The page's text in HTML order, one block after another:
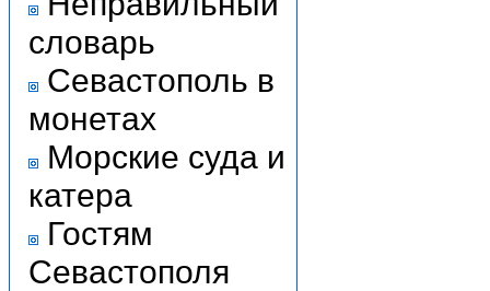
словарь
Севастополь в
монетах
Морские суда и
катера
Гостям
Севастополя